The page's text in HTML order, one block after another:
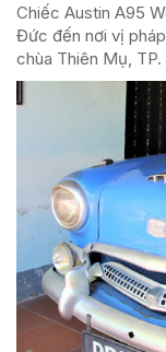
Chiếc Austin A95
Đức đến nơi vị
chùa Thiên Mụ, TP.